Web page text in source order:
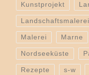
Kunstprojekt
Landschaftsmalerei
Malerei Marne
Nordseeküste
Rezepte s-w